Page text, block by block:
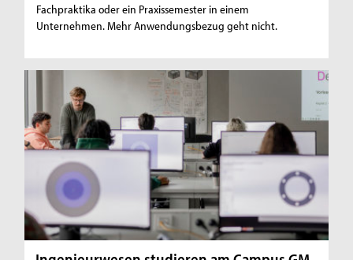
Fachpraktika oder ein Praxissemester in einem
Unternehmen. Mehr Anwendungsbezug geht nicht.